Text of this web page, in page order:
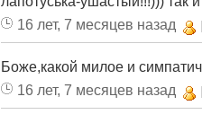
16 лет, 7 месяцев назад
Боже,какой милое и
16 лет, 7 месяцев назад